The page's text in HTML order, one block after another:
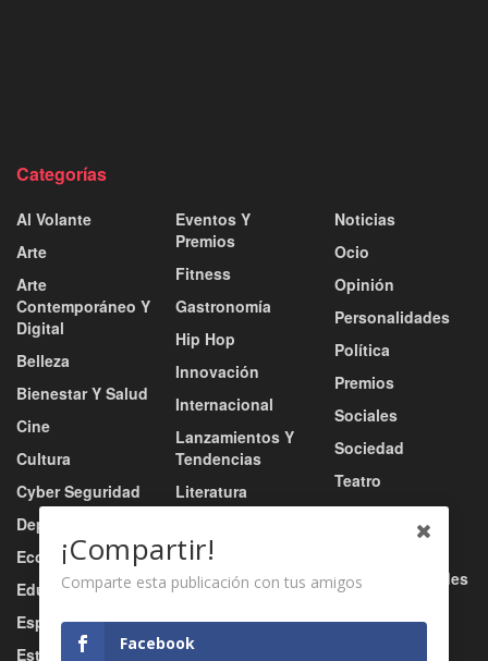
Categorías
Al Volante
Arte
Arte
Contemporáneo Y
Digital
Belleza
Bienestar Y Salud
Cine
Cultura
Cyber Seguridad
Deportes
Economía
Educación
Esports
Estilo De Vida
Eventos Y
Premios
Fitness
Gastronomía
Hip Hop
Innovación
Internacional
Lanzamientos Y
Tendencias
Literatura
Música
Música Urbana
Nacional
Negocio
Noticias
Ocio
Opinión
Personalidades
Política
Premios
Sociales
Sociedad
Teatro
Tecnología
Tv / Radio / Redes
¡Compartir!
Comparte esta publicación con tus amigos
Facebook